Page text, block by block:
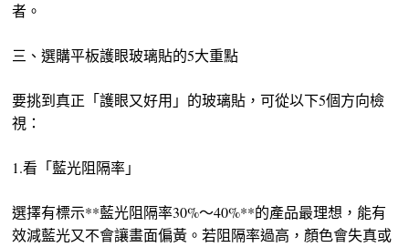
者。
三、選購平板護眼玻璃貼的5大重點
要挑到真正「護眼又好用」的玻璃貼，可從以下5個方向檢
視：
1.看「藍光阻隔率」
選擇有標示**藍光阻隔率30%～40%**的產品最理想，能有
效減藍光又不會讓畫面偏黃。若阻隔率過高，顏色會失真或